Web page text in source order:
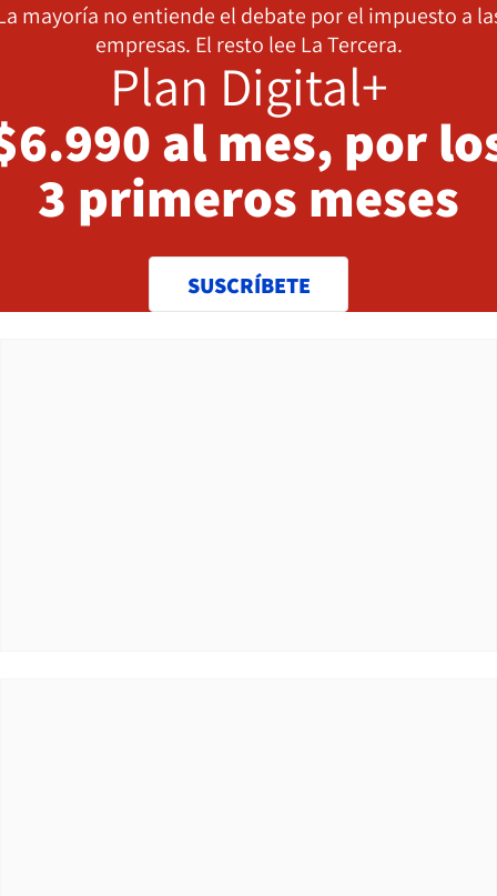
mayoría no entiende el debate por el impuesto a
empresas. El resto lee La Tercera.
Plan Digital+
al mes, por
3 primeros meses
SUSCRÍBETE